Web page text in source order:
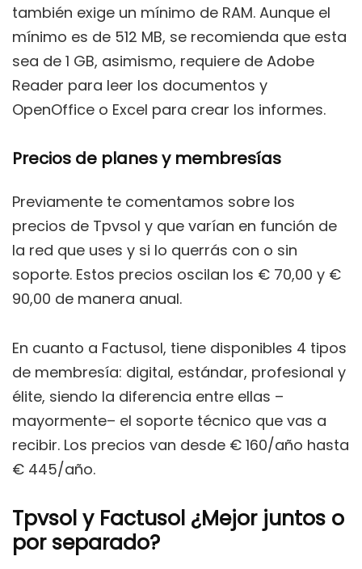
también exige un mínimo de RAM. Aunque el
mínimo es de 512 MB, se recomienda que esta
sea de 1 GB, asimismo, requiere de Adobe
Reader para leer los documentos y
OpenOffice o Excel para crear los informes.
Precios de planes y membresías
Previamente te comentamos sobre los
precios de Tpvsol y que varían en función de
la red que uses y si lo querrás con o sin
soporte. Estos precios oscilan los € 70,00 y €
90,00 de manera anual.
En cuanto a Factusol, tiene disponibles 4 tipos
de membresía: digital, estándar, profesional y
élite, siendo la diferencia entre ellas –
mayormente– el soporte técnico que vas a
recibir. Los precios van desde € 160/año hasta
€ 445/año.
Tpvsol y Factusol ¿Mejor juntos o
por separado?